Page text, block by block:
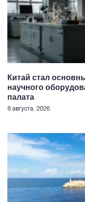
Китай стал
научного
палата
6 августа, 2026